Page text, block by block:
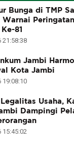
Bunga di TMP
81
21:58:38
Jambi
Kota Jambi
19:08:10
Usaha,
Dampingi
15:45:02